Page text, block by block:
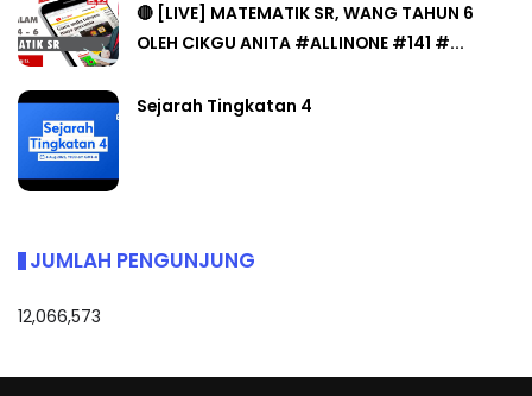
🔴 [LIVE] MATEMATIK SR, WANG TAHUN 6
OLEH CIKGU ANITA #ALLINONE #141 #...
Sejarah Tingkatan 4
JUMLAH PENGUNJUNG
12,066,573